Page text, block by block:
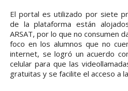
El portal es utilizado por siete
de la plataforma están
ARSAT, por lo que no consumen
foco en los alumnos que no
internet, se logró un acuerdo
celular para que las
gratuitas y se facilite el acceso a